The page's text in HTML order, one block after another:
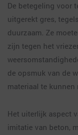
De betegeling voor
uitgerekt gres,
duurzaam. Ze
zijn tegen het
de opsmuk van de
materiaal te kunnen
Het uiterlijk aspect
imitatie van beton,